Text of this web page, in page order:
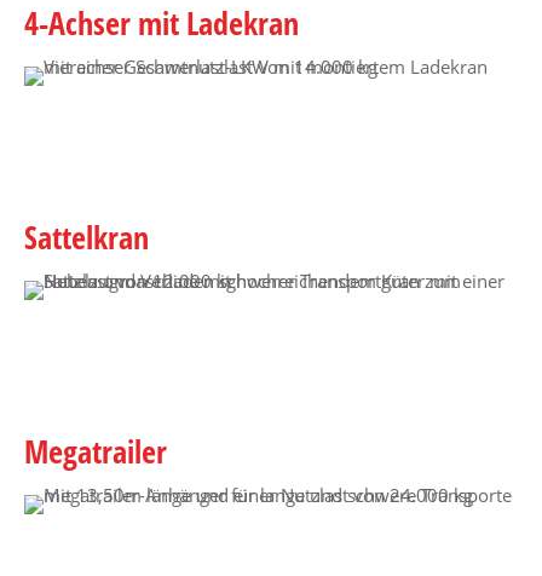
4-Achser mit Ladekran
Sattelkran
Megatrailer